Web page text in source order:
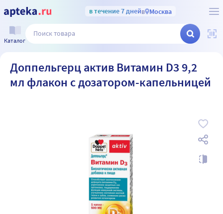
в течение 7 днейв Москва
Каталог
Доппельгерц актив Витамин D3 9,2
мл флакон с дозатором-капельницей